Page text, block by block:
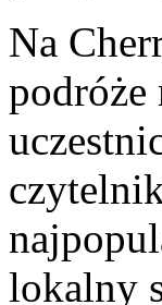
Na
podróże
lokalny